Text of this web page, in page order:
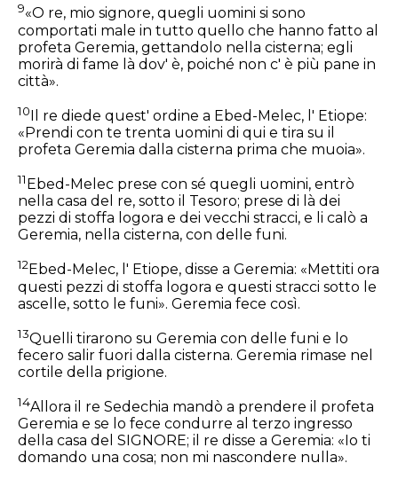
9«O re, mio signore, quegli uomini si sono
comportati male in tutto quello che hanno fatto al
profeta Geremia, gettandolo nella cisterna; egli
morirà di fame là dov' è, poiché non c' è più pane in
città».
10Il re diede quest' ordine a Ebed-Melec, l' Etiope:
«Prendi con te trenta uomini di qui e tira su il
profeta Geremia dalla cisterna prima che muoia».
11 Ebed-Melec prese con sé quegli uomini, entrò
nella casa del re, sotto il Tesoro; prese di là dei
pezzi di stoffa logora e dei vecchi stracci, e li calò a
Geremia, nella cisterna, con delle funi.
12Ebed-Melec, l' Etiope, disse a Geremia: «Mettiti ora
questi pezzi di stoffa logora e questi stracci sotto le
ascelle, sotto le funi». Geremia fece così.
13Quelli tirarono su Geremia con delle funi e lo
fecero salir fuori dalla cisterna. Geremia rimase nel
cortile della prigione.
14Allora il re Sedechia mandò a prendere il profeta
Geremia e se lo fece condurre al terzo ingresso
della casa del SIGNORE; il re disse a Geremia: «Io ti
domando una cosa; non mi nascondere nulla».